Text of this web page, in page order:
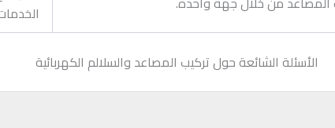
الأسئلة الشائعة حول تركيب المصاعد والسلالم الكهربائية